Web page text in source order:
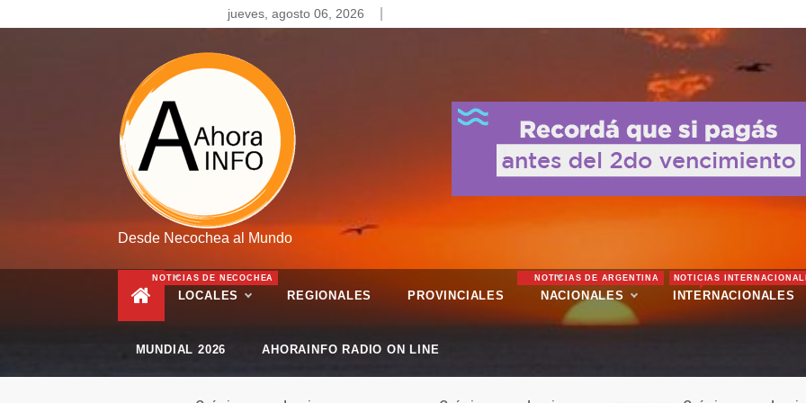
to
jueves, agosto 06, 2026
Desde Necochea al Mundo
LOCALES
NOTICIAS DE NECOCHEA
REGIONALES PROVINCIALES NACIONALES
NOTICIAS DE ARGENTINA
INTERNACIONALES
NOTICIAS
MUNDIAL 2026 AHORAINFO RADIO ON LINE